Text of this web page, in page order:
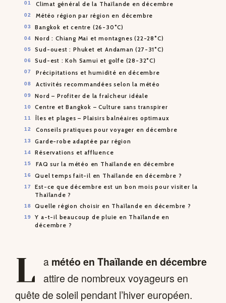
Climat général de la Thaïlande en décembre
Météo région par région en décembre
Bangkok et centre (26-30°C)
Nord : Chiang Mai et montagnes (22-28°C)
Sud-ouest : Phuket et Andaman (27-31°C)
Sud-est : Koh Samui et golfe (28-32°C)
Précipitations et humidité en décembre
Activités recommandées selon la météo
Nord – Profiter de la fraîcheur idéale
Centre et Bangkok – Culture sans transpirer
Îles et plages – Plaisirs balnéaires optimaux
Conseils pratiques pour voyager en décembre
Garde-robe adaptée par région
Réservations et affluence
FAQ sur la météo en Thaïlande en décembre
Quel temps fait-il en Thaïlande en décembre ?
Est-ce que décembre est un bon mois pour visiter la
Thaïlande ?
Quelle région choisir en Thaïlande en décembre ?
Y a-t-il beaucoup de pluie en Thaïlande en
décembre ?
L a météo en Thaïlande en décembre
attire de nombreux voyageurs en
quête de soleil pendant l’hiver européen.